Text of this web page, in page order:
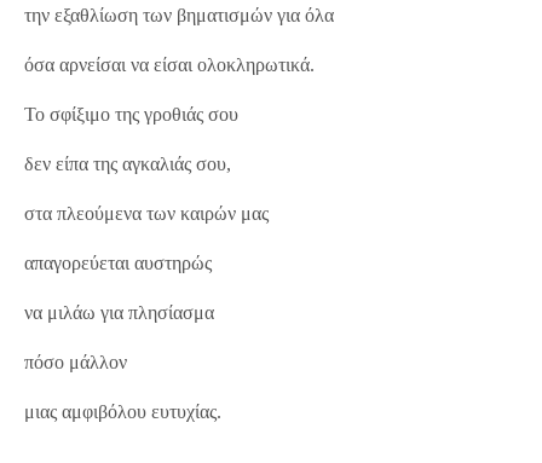
την εξαθλίωση των βηματισμών για όλα
όσα αρνείσαι να είσαι ολοκληρωτικά.
Το σφίξιμο της γροθιάς σου
δεν είπα της αγκαλιάς σου,
στα πλεούμενα των καιρών μας
απαγορεύεται αυστηρώς
να μιλάω για πλησίασμα
πόσο μάλλον
μιας αμφιβόλου ευτυχίας.